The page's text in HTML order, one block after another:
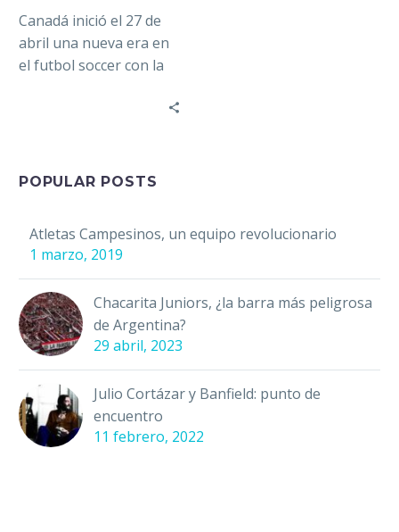
Canadá inició el 27 de
abril una nueva era en
el futbol soccer con la
POPULAR POSTS
Atletas Campesinos, un equipo revolucionario
1 marzo, 2019
Chacarita Juniors, ¿la barra más peligrosa
de Argentina?
29 abril, 2023
Julio Cortázar y Banfield: punto de
encuentro
11 febrero, 2022